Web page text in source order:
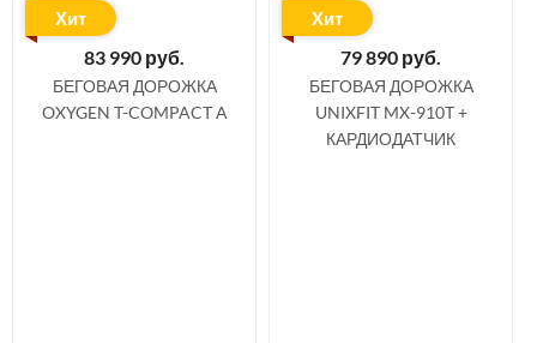
Хит
83 990 руб.
БЕГОВАЯ ДОРОЖКА
OXYGEN T-COMPACT A
Хит
79 890 руб.
БЕГОВАЯ ДОРОЖКА
UNIXFIT MX-910T +
КАРДИОДАТЧИК